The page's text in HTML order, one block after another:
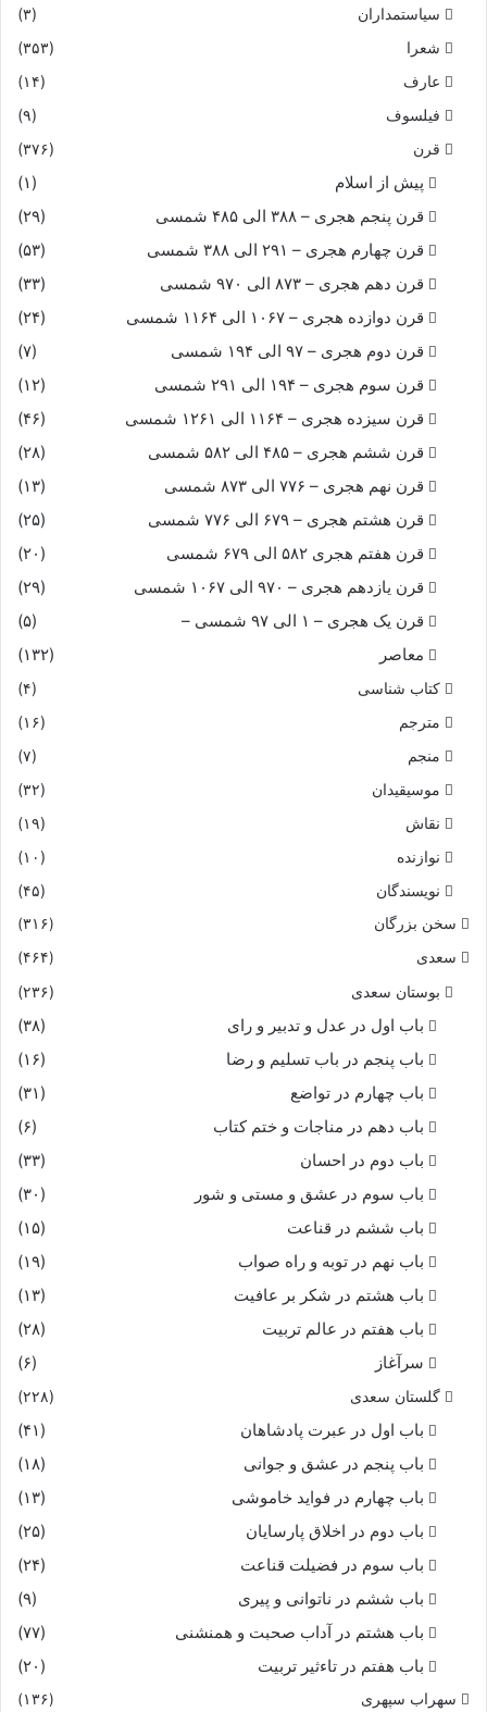
سیاستمداران
(۳)
شعرا
(۳۵۳)
عارف
(۱۴)
فیلسوف
(۹)
قرن
(۳۷۶)
پیش از اسلام
(۱)
قرن پنجم هجری – ۳۸۸ الی ۴۸۵ شمسی
(۲۹)
قرن چهارم هجری – ۲۹۱ الی ۳۸۸ شمسی
(۵۳)
قرن دهم هجری – ۸۷۳ الی ۹۷۰ شمسی
(۳۳)
قرن دوازده هجری – ۱۰۶۷ الی ۱۱۶۴ شمسی
(۲۴)
قرن دوم هجری – ۹۷ الی ۱۹۴ شمسی
(۷)
قرن سوم هجری – ۱۹۴ الی ۲۹۱ شمسی
(۱۲)
قرن سیزده هجری – ۱۱۶۴ الی ۱۲۶۱ شمسی
(۴۶)
قرن ششم هجری – ۴۸۵ الی ۵۸۲ شمسی
(۲۸)
قرن نهم هجری – ۷۷۶ الی ۸۷۳ شمسی
(۱۳)
قرن هشتم هجری – ۶۷۹ الی ۷۷۶ شمسی
(۲۵)
قرن هفتم هجری ۵۸۲ الی ۶۷۹ شمسی
(۲۰)
قرن یازدهم هجری – ۹۷۰ الی ۱۰۶۷ شمسی
(۲۹)
قرن یک هجری – ۱ الی ۹۷ شمسی –
(۵)
معاصر
(۱۳۲)
کتاب شناسی
(۴)
مترجم
(۱۶)
منجم
(۷)
موسیقیدان
(۳۲)
نقاش
(۱۹)
نوازنده
(۱۰)
نویسندگان
(۴۵)
سخن بزرگان
(۳۱۶)
سعدی
(۴۶۴)
بوستان سعدی (۲۳۶)
باب اول در عدل و تدبیر و رای
(۳۸)
باب پنجم در باب تسلیم و رضا
(۱۶)
باب چهارم در تواضع
(۳۱)
باب دهم در مناجات و ختم کتاب
(۶)
باب دوم در احسان
(۳۳)
باب سوم در عشق و مستی و شور
(۳۰)
باب ششم در قناعت
(۱۵)
باب نهم در توبه و راه صواب
(۱۹)
باب هشتم در شکر بر عافیت
(۱۳)
باب هفتم در عالم تربیت
(۲۸)
سرآغاز
(۶)
گلستان سعدی (۲۲۸)
باب اول در عبرت پادشاهان
(۴۱)
باب پنجم در عشق و جوانى
(۱۸)
باب چهارم در فواید خاموشى
(۱۳)
باب دوم در اخلاق پارسایان
(۲۵)
باب سوم در فضیلت قناعت
(۲۴)
باب ششم در ناتوانى و پیرى
(۹)
باب هشتم در آداب صحبت و همنشنى
(۷۷)
باب هفتم در تاءثیر تربیت
(۲۰)
سهراب سپهری (۱۳۶)